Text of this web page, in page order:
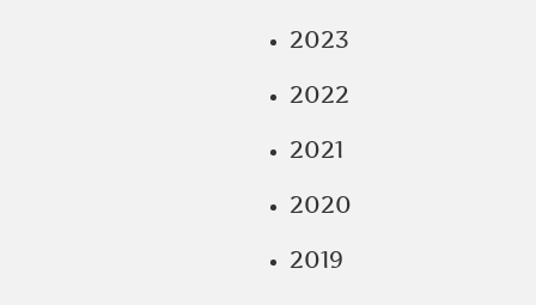
2023
2022
2021
2020
2019